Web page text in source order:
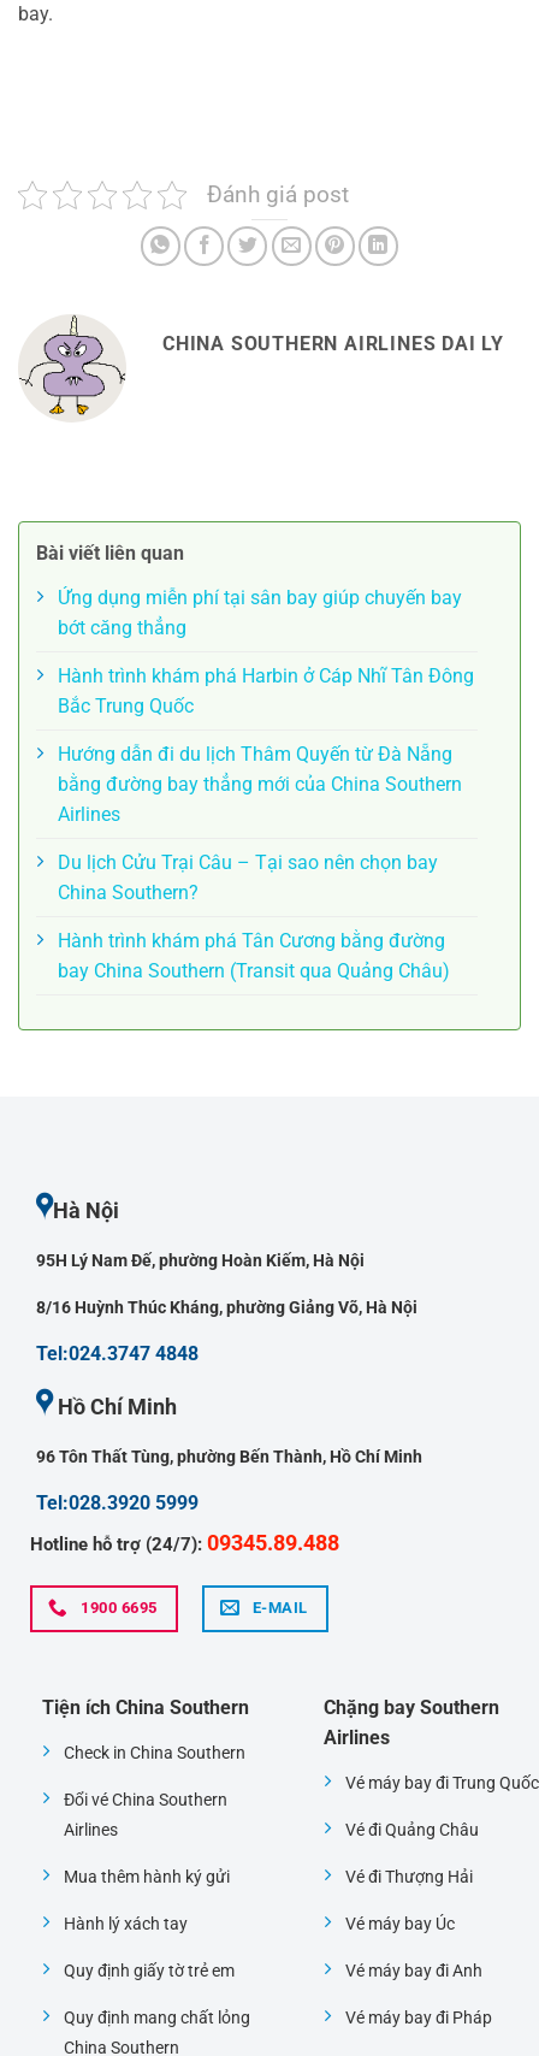
bay.
Đánh giá post
CHINA SOUTHERN AIRLINES DAI LY
Bài viết liên quan
Ứng dụng miễn phí tại sân bay giúp chuyến bay
bớt căng thẳng
Hành trình khám phá Harbin ở Cáp Nhĩ Tân Đông
Bắc Trung Quốc
Hướng dẫn đi du lịch Thâm Quyến từ Đà Nẵng
bằng đường bay thẳng mới của China Southern
Airlines
Du lịch Cửu Trại Câu – Tại sao nên chọn bay
China Southern?
Hành trình khám phá Tân Cương bằng đường
bay China Southern (Transit qua Quảng Châu)
Hà Nội
95H Lý Nam Đế, phường Hoàn Kiếm, Hà Nội
8/16 Huỳnh Thúc Kháng, phường Giảng Võ, Hà Nội
Tel:024.3747 4848
Hồ Chí Minh
96 Tôn Thất Tùng, phường Bến Thành, Hồ Chí Minh
Tel:028.3920 5999
Hotline hỗ trợ (24/7): 09345.89.488
1900 6695 E-MAIL
Tiện ích China Southern
Check in China Southern
Đổi vé China Southern
Airlines
Mua thêm hành ký gửi
Hành lý xách tay
Quy định giấy tờ trẻ em
Quy định mang chất lỏng
China Southern
Chặng bay Southern
Airlines
Vé máy bay đi Trung Quốc
Vé đi Quảng Châu
Vé đi Thượng Hải
Vé máy bay Úc
Vé máy bay đi Anh
Vé máy bay đi Pháp